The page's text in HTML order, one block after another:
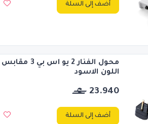
أضف إلى السلة
محول الفنار 2 يو اس بي 3 مقابس
اللون الاسود
23.940
أضف إلى السلة